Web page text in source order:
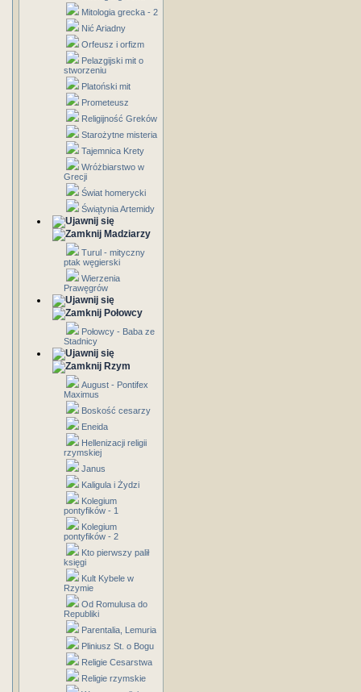
Mitologia grecka - 2
Nić Ariadny
Orfeusz i orfizm
Pelazgijski mit o
stworzeniu
Platoński mit
Prometeusz
Religijność Greków
Starożytne misteria
Tajemnica Krety
Wróżbiarstwo w
Grecji
Świat homerycki
Świątynia Artemidy
Madziarzy
Turul - mityczny
ptak węgierski
Wierzenia
Prawęgrów
Połowcy
Połowcy - Baba ze
Stadnicy
Rzym
August - Pontifex
Maximus
Boskość cesarzy
Eneida
Hellenizacji religii
rzymskiej
Janus
Kaligula i Żydzi
Kolegium
pontyfików - 1
Kolegium
pontyfików - 2
Kto pierwszy palił
księgi
Kult Kybele w
Rzymie
Od Romulusa do
Republiki
Parentalia, Lemuria
Pliniusz St. o Bogu
Religie Cesarstwa
Religie rzymskie